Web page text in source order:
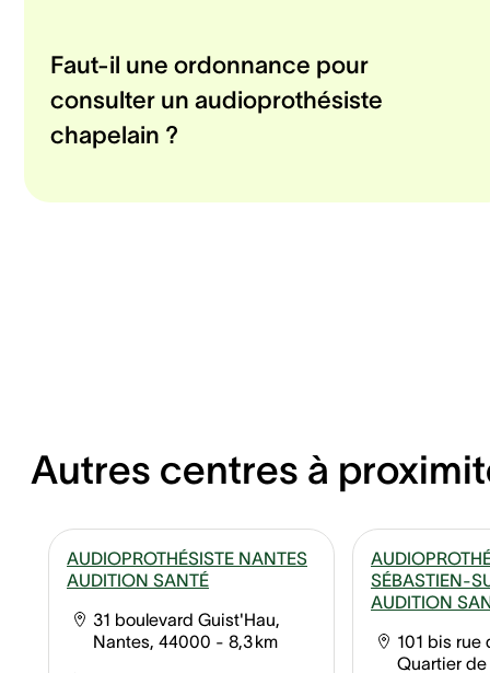
Faut-il une ordonnance pour
consulter un audioprothésiste
chapelain ?
Autres centres à
AUDIOPROTHÉSISTE NANTES
AUDITION SANTÉ
31 boulevard Guist'Hau,
Nantes, 44000 - 8,3 km
SÉBASTIEN-
AUDITION
101 bis rue
Quartier